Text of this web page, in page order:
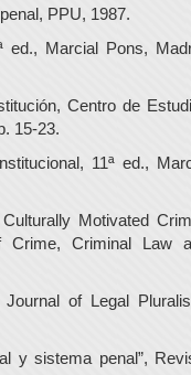
PPU, 1987.
ed., Marcial Pons,
Centro de
15-23.
11ª ed.,
Motivated
Crime, Criminal Law
of Legal
y sistema penal”,